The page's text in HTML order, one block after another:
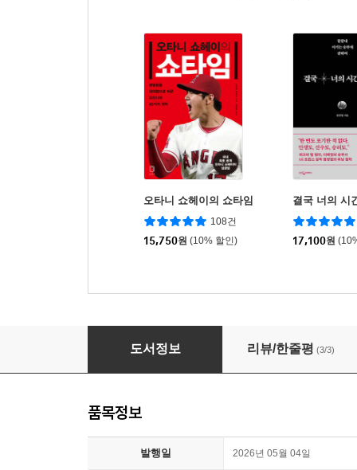
오타니 쇼헤이의 쇼타임
108건
15,750원 (10% 할인)
결국 너의 시
17,100원
권성욱의 더 오프닝
도서정보 리뷰/한줄평 (3/3)
품목정보
발행일 2026년 05월 04일